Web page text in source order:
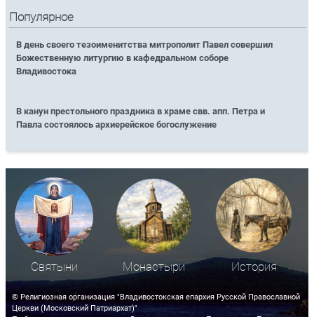
Популярное
В день своего тезоименитства митрополит Павел совершил
Божественную литургию в кафедральном соборе
Владивостока
В канун престольного праздника в храме свв. апп. Петра и
Павла состоялось архиерейское богослужение
Святыни Монастыри История
© Религиозная организация "Владивостокская епархия Русской Православной
Церкви (Московский Патриархат)"